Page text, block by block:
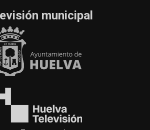
municipal